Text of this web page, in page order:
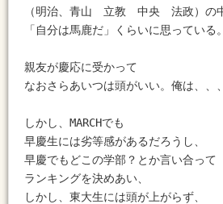
（明治、青山　立教　中央　法政）の
「自分は馬鹿だ」くらいに思っている。
親友が慶応に受かって
なおさらあいつは頭がいい。俺は、、
しかし、MARCHでも
早慶生には劣等感があるだろうし、
早慶でもどこの学部？とか言い合って
ランキングを決めあい、
しかし、東大生には頭が上がらず、